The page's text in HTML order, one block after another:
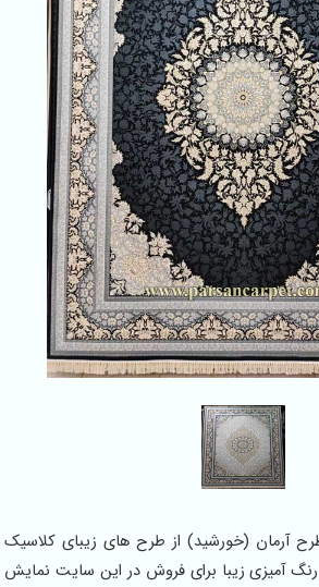
شانه طرح آرمان (خورشید) از طرح های زیبای کلاسیک
آمیزی زیبا برای فروش در این سایت نمایش